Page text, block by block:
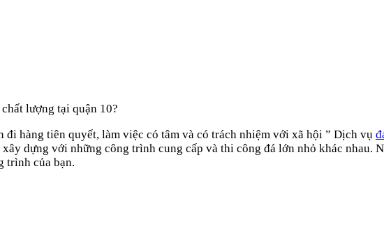
lượng tại quận 10?
đi hàng tiên quyết, làm việc có tâm và có trách nhiệm với xã hội ” Dịch vụ
dựng với những công trình cung cấp và thi công đá lớn nhỏ khác nhau.
trình của bạn.